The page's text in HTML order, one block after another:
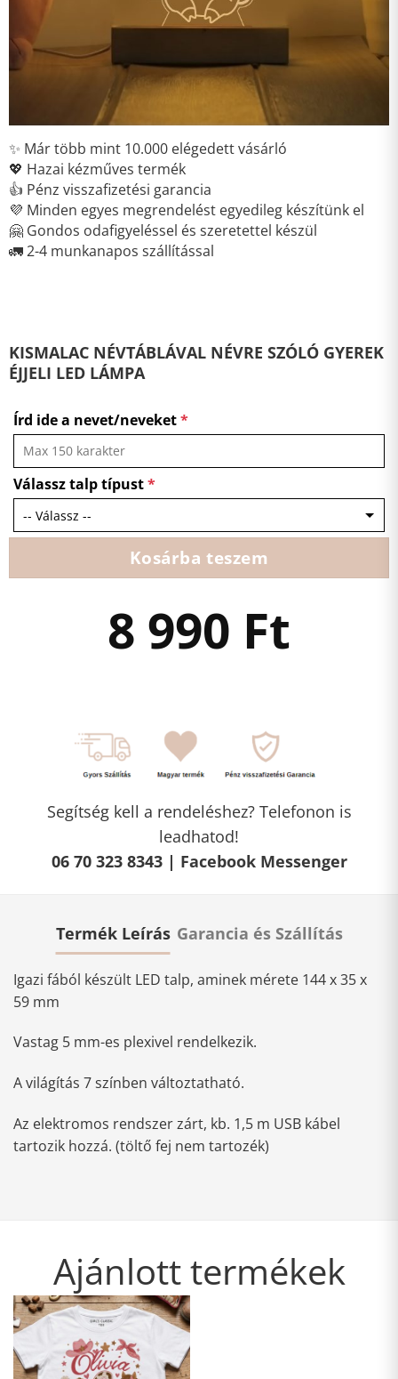
✨ Már több mint 10.000 elégedett vásárló
💖 Hazai kézműves termék
👍 Pénz visszafizetési garancia
💜 Minden egyes megrendelést egyedileg készítünk el
🤗 Gondos odafigyeléssel és szeretettel készül
🚛 2-4 munkanapos szállítással
KISMALAC NÉVTÁBLÁVAL NÉVRE SZÓLÓ GYEREK
ÉJJELI LED LÁMPA
Írd ide a nevet/neveket*
Válassz talp típust*
Kosárba teszem
8 990 Ft
Segítség kell a rendeléshez? Telefonon is
leadhatod!
06 70 323 8343 | Facebook Messenger
Termék Leírás Garancia és Szállítás
Igazi fából készült LED talp, aminek mérete 144 x 35 x
59 mm
Vastag 5 mm-es plexivel rendelkezik.
A világítás 7 színben változtatható.
Az elektromos rendszer zárt, kb. 1,5 m USB kábel
tartozik hozzá. (töltő fej nem tartozék)
Ajánlott termékek